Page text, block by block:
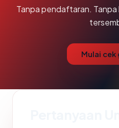
Tanpa pendaftaran.
Mulai